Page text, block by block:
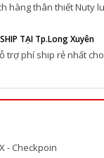
hàng thân thiết Nuty
SHIP TẠI Tp.Long Xuyên
trợ phí ship rẻ nhất
- Checkpoin